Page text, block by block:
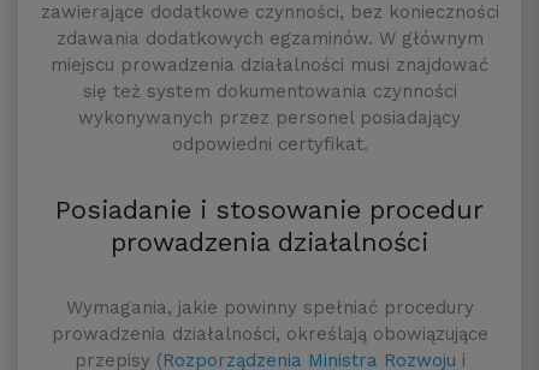
zawierające dodatkowe czynności, bez konieczności
zdawania dodatkowych egzaminów. W głównym
miejscu prowadzenia działalności musi znajdować
się też system dokumentowania czynności
wykonywanych przez personel posiadający
odpowiedni certyfikat.
Posiadanie i stosowanie procedur
prowadzenia działalności
Wymagania, jakie powinny spełniać procedury
prowadzenia działalności, określają obowiązujące
przepisy (Rozporządzenia Ministra Rozwoju i